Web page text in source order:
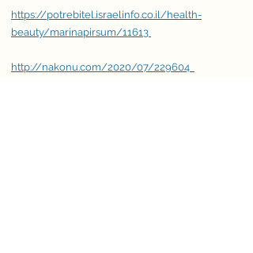
https://potrebitel.israelinfo.co.il/health-
beauty/marinapirsum/11613
http://nakonu.com/2020/07/229604